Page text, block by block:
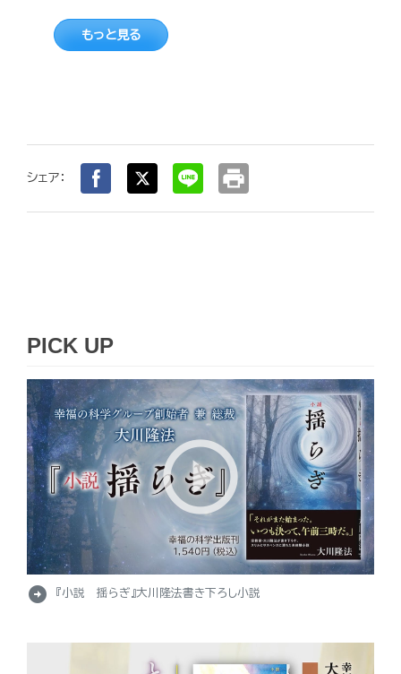
もっと見る
シェア： print
PICK UP
arrow_circle_right 『小説 揺らぎ』大川隆法書き下ろし小説